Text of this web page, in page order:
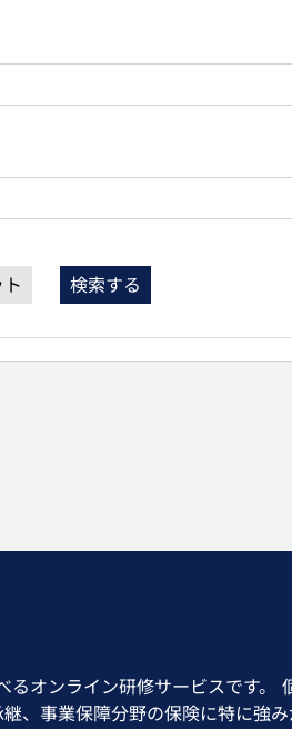
検索する
オンライン研修サービスです。
、事業保障分野の保険に特に強み